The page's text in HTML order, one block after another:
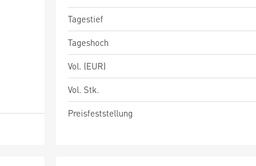
Tagestief
Tageshoch
Vol. (EUR)
Vol. Stk.
Preisfeststellung